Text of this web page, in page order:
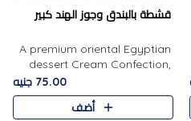
قشطة بالبندق وجوز الهند كبير
A premium oriental Egyptian
dessert Cream Confection,
featuring a soft, creamy
texture and the distinctive
flavor of roasted hazelnuts.
75.00 جنيه
أضف